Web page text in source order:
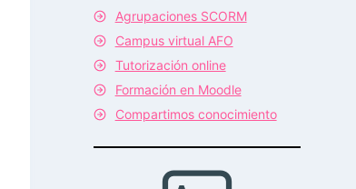
Agrupaciones SCORM
Campus virtual AFO
Tutorización online
Formación en Moodle
Compartimos conocimiento